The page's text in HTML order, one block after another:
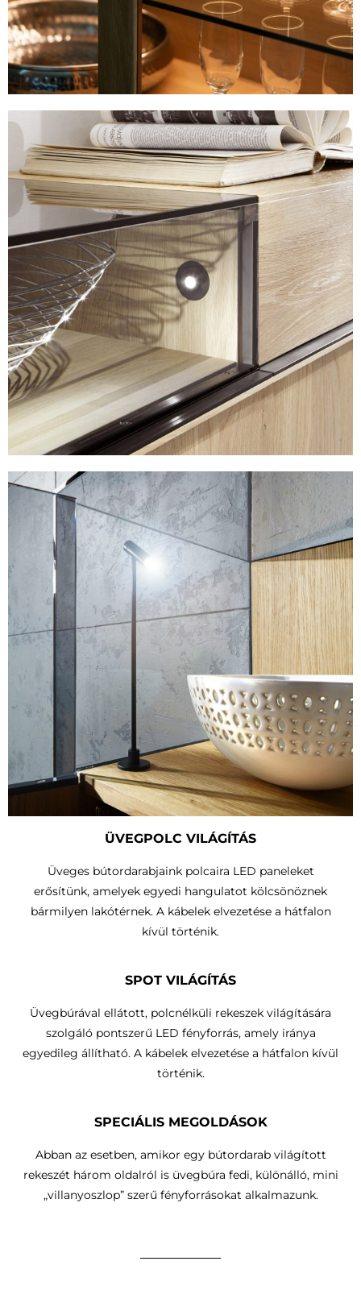
ÜVEGPOLC VILÁGÍTÁS
Üveges bútordarabjaink polcaira LED paneleket
erősítünk, amelyek egyedi hangulatot kölcsönöznek
bármilyen lakótérnek. A kábelek elvezetése a hátfalon
kívül történik.
SPOT VILÁGÍTÁS
Üvegbúrával ellátott, polcnélküli rekeszek világítására
szolgáló pontszerű LED fényforrás, amely iránya
egyedileg állítható. A kábelek elvezetése a hátfalon kívül
történik.
SPECIÁLIS MEGOLDÁSOK
Abban az esetben, amikor egy bútordarab világított
rekeszét három oldalról is üvegbúra fedi, különálló, mini
„villanyoszlop” szerű fényforrásokat alkalmazunk.